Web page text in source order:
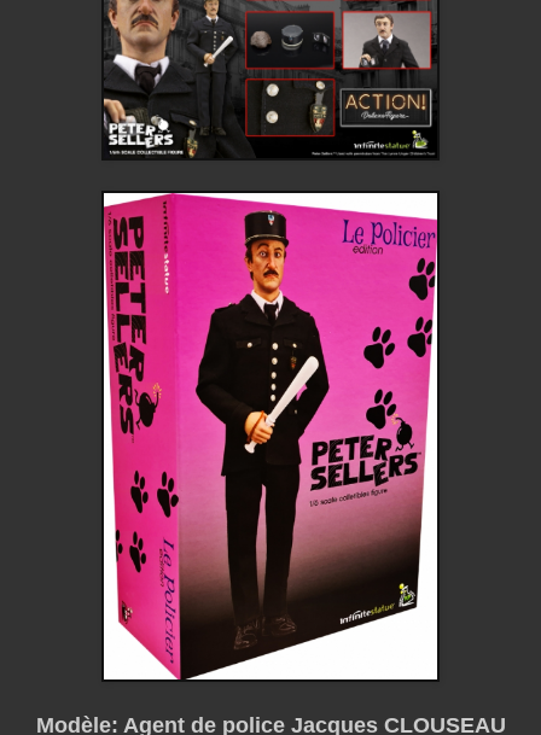
Modèle: Agent de police Jacques CLOUSEAU